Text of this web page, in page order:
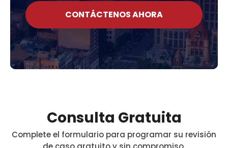
CONTÁCTENOS AHORA
Consulta Gratuita
Complete el formulario para programar su revisión